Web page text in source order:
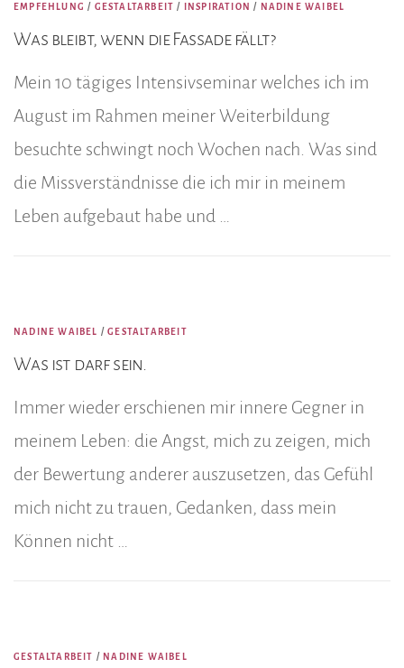
EMPFEHLUNG / GESTALTARBEIT / INSPIRATION / NADINE WAIBEL
Was bleibt, wenn die Fassade fällt?
Mein 10 tägiges Intensivseminar welches ich im
August im Rahmen meiner Weiterbildung
besuchte schwingt noch Wochen nach. Was sind
die Missverständnisse die ich mir in meinem
Leben aufgebaut habe und …
NADINE WAIBEL /GESTALTARBEIT
Was ist darf sein.
Immer wieder erschienen mir innere Gegner in
meinem Leben: die Angst, mich zu zeigen, mich
der Bewertung anderer auszusetzen, das Gefühl
mich nicht zu trauen, Gedanken, dass mein
Können nicht …
GESTALTARBEIT / NADINE WAIBEL